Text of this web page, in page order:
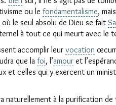
ou le fondamentalisme,
le seul absolu de Dieu se fait
à tout ce qui meurt avec le
accomplir leur vocation
que la foi, l’amour et
et celles qui y exercent un
naturellement à la purification